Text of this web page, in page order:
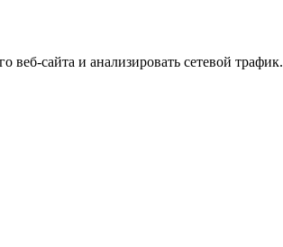
сайта и анализировать сетевой трафик.